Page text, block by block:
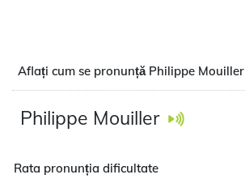
Aflați cum se pronunță Philippe Mouiller
Philippe Mouiller
Rata pronunția dificultate